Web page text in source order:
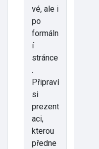
vé, ale i
po
formáln
í
stránce
.
Připraví
si
prezent
aci,
kterou
předne